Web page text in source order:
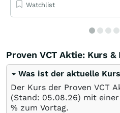
Watchlist
Proven VCT Aktie: Kurs &
Was ist der aktuelle
Der Kurs der Proven VCT
(Stand: 05.08.26) mit einer
% zum Vortag.